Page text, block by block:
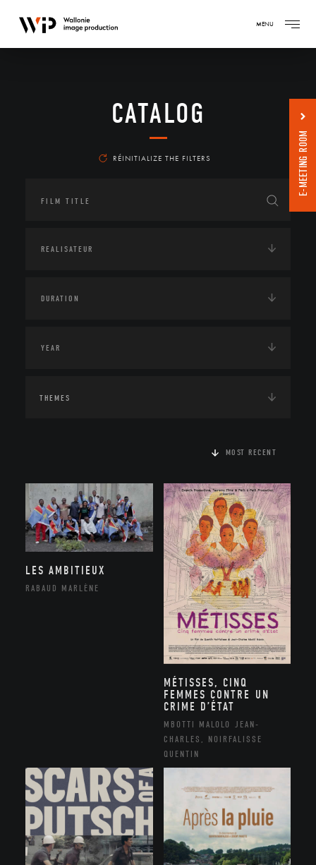
MENU
CATALOG
RÉINITIALIZE THE FILTERS
THEMES
MOST RECENT
LES AMBITIEUX
RABAUD MARLÈNE
MÉTISSES, CINQ
FEMMES CONTRE UN
CRIME D’ÉTAT
MBOTTI MALOLO JEAN-
CHARLES, NOIRFALISSE
QUENTIN
E-MEETING ROOM